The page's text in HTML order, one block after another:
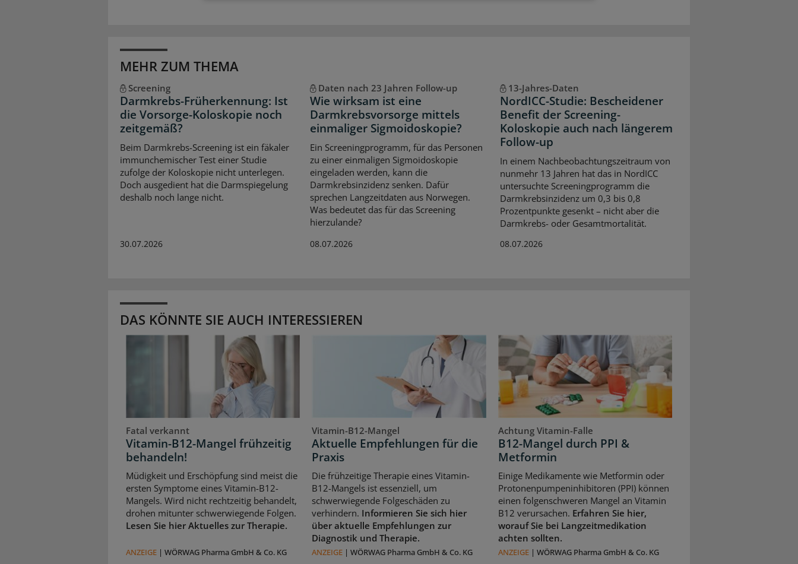
MEHR ZUM THEMA
Screening
Darmkrebs-Früherkennung: Ist
die Vorsorge-Koloskopie noch
zeitgemäß?
Beim Darmkrebs-Screening ist ein fäkaler
immunchemischer Test einer Studie
zufolge der Koloskopie nicht unterlegen.
Doch ausgedient hat die Darmspiegelung
deshalb noch lange nicht.
30.07.2026
Daten nach 23 Jahren Follow-up
Wie wirksam ist eine
Darmkrebsvorsorge mittels
einmaliger Sigmoidoskopie?
Ein Screeningprogramm, für das Personen
zu einer einmaligen Sigmoidoskopie
eingeladen werden, kann die
Darmkrebsinzidenz senken. Dafür
sprechen Langzeitdaten aus Norwegen.
Was bedeutet das für das Screening
hierzulande?
08.07.2026
13-Jahres-Daten
NordICC-Studie: Bescheidener
Benefit der Screening-
Koloskopie auch nach längerem
Follow-up
In einem Nachbeobachtungszeitraum von
nunmehr 13 Jahren hat das in NordICC
untersuchte Screeningprogramm die
Darmkrebsinzidenz um 0,3 bis 0,8
Prozentpunkte gesenkt – nicht aber die
Darmkrebs- oder Gesamtmortalität.
08.07.2026
DAS KÖNNTE SIE AUCH INTERESSIEREN
Fatal verkannt
Vitamin-B12-Mangel frühzeitig
behandeln!
Müdigkeit und Erschöpfung sind meist die
ersten Symptome eines Vitamin-B12-
Mangels. Wird nicht rechtzeitig behandelt,
drohen mitunter schwerwiegende Folgen.
Lesen Sie hier Aktuelles zur Therapie.
ANZEIGE | WÖRWAG Pharma GmbH & Co. KG
Vitamin-B12-Mangel
Aktuelle Empfehlungen für die
Praxis
Die frühzeitige Therapie eines Vitamin-
B12-Mangels ist essenziell, um
schwerwiegende Folgeschäden zu
verhindern. Informieren Sie sich hier
über aktuelle Empfehlungen zur
Diagnostik und Therapie.
ANZEIGE |WÖRWAG Pharma GmbH & Co. KG
Achtung Vitamin-Falle
B12-Mangel durch PPI &
Metformin
Einige Medikamente wie Metformin oder
Protonenpumpeninhibitoren (PPI) können
einen folgenschweren Mangel an Vitamin
B12 verursachen. Erfahren Sie hier,
worauf Sie bei Langzeitmedikation
achten sollten.
ANZEIGE| WÖRWAG Pharma GmbH & Co. KG